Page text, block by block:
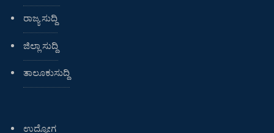
ರಾಜ್ಯ ಸುದ್ದಿ
ಜಿಲ್ಲಾ ಸುದ್ದಿ
ತಾಲೂಕುಸುದ್ದಿ
ಉದ್ಯೋಗ